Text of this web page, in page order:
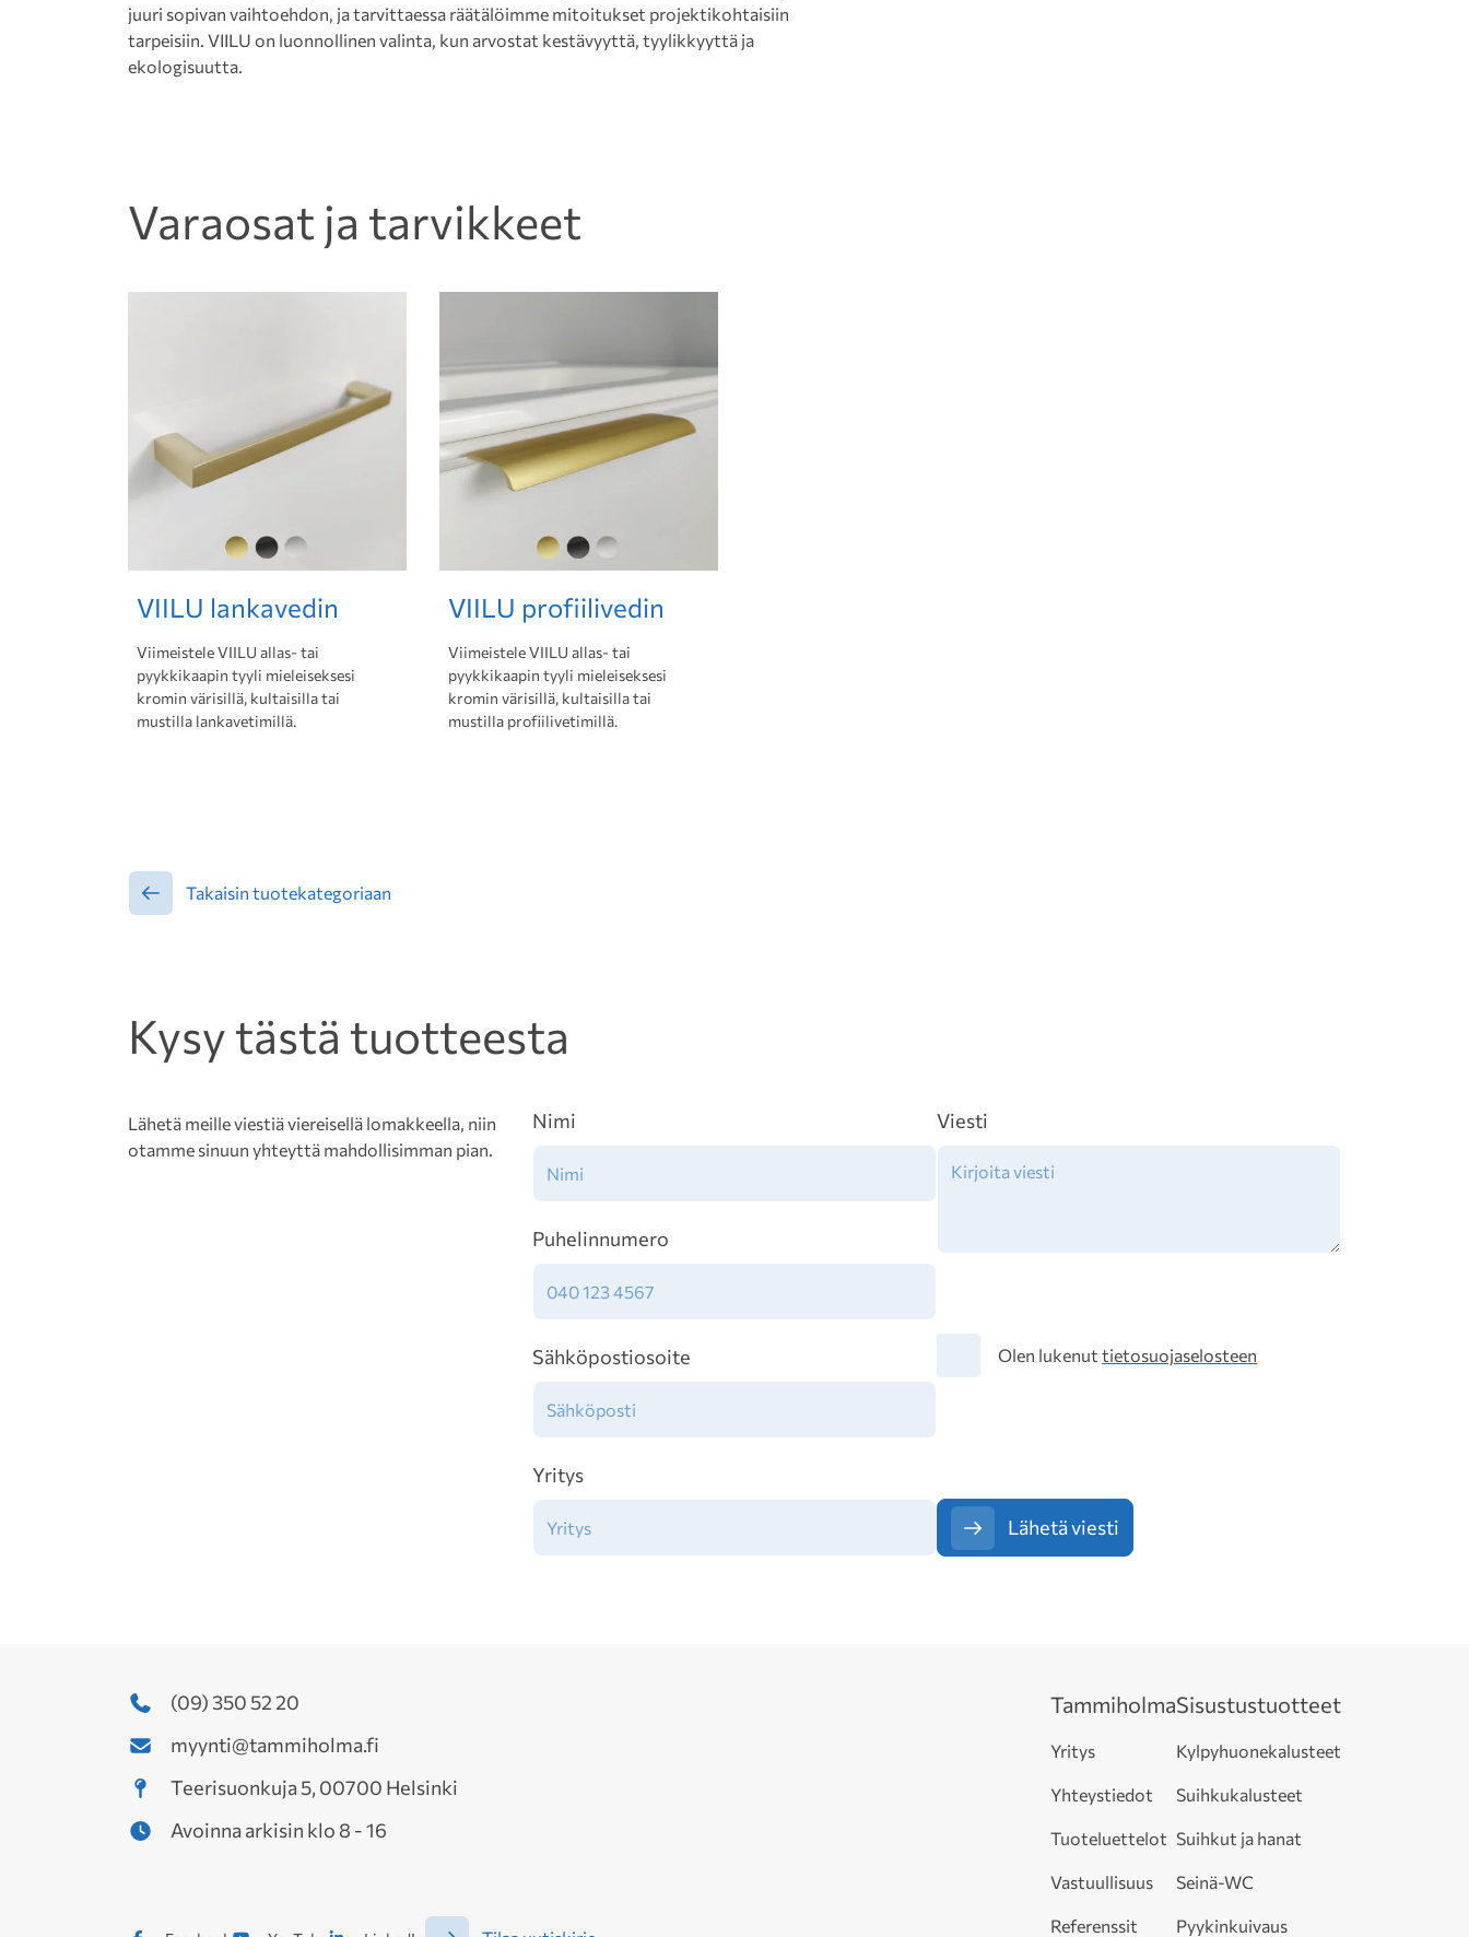
juuri sopivan vaihtoehdon, ja tarvittaessa räätälöimme mitoitukset projektikohtaisiin
tarpeisiin. VIILU on luonnollinen valinta, kun arvostat kestävyyttä, tyylikkyyttä ja
ekologisuutta.
Varaosat ja tarvikkeet
VIILU lankavedin
Viimeistele VIILU allas- tai
pyykkikaapin tyyli mieleiseksesi
kromin värisillä, kultaisilla tai
mustilla lankavetimillä.
VIILU profiilivedin
Viimeistele VIILU allas- tai
pyykkikaapin tyyli mieleiseksesi
kromin värisillä, kultaisilla tai
mustilla profiilivetimillä.
Takaisin tuotekategoriaan
Kysy tästä tuotteesta
Lähetä meille viestiä viereisellä lomakkeella, niin
otamme sinuun yhteyttä mahdollisimman pian.
Nimi
Puhelinnumero
Sähköpostiosoite
Yritys
Viesti
TietosuojaOlen lukenut tietosuojaselosteen
Lähetä viesti
(09) 350 52 20
myynti@tammiholma.fi
Teerisuonkuja 5, 00700 Helsinki
Avoinna arkisin klo 8 - 16
Tammiholma
Yritys
Yhteystiedot
Tuoteluettelot
Vastuullisuus
Referenssit
Sisustustuotteet
Kylpyhuonekalusteet
Suihkukalusteet
Suihkut ja hanat
Seinä-WC
Pyykinkuivaus